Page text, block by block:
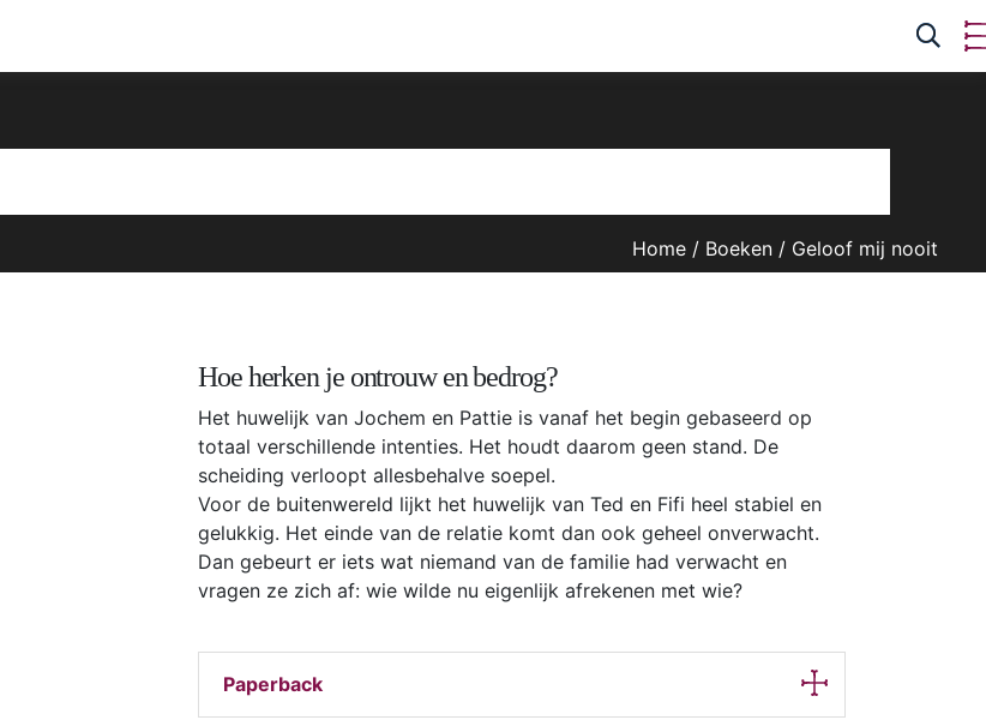
Home / Boeken / Geloof mij nooit
Hoe herken je ontrouw en bedrog?
Het huwelijk van Jochem en Pattie is vanaf het begin gebaseerd op
totaal verschillende intenties. Het houdt daarom geen stand. De
scheiding verloopt allesbehalve soepel.
Voor de buitenwereld lijkt het huwelijk van Ted en Fifi heel stabiel en
gelukkig. Het einde van de relatie komt dan ook geheel onverwacht.
Dan gebeurt er iets wat niemand van de familie had verwacht en
vragen ze zich af: wie wilde nu eigenlijk afrekenen met wie?
Paperback